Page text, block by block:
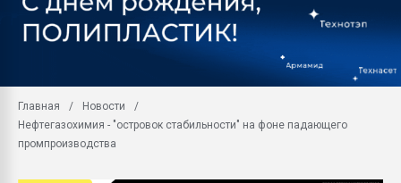
умельцы изготовили
Продажа готового
производство SPC
29.07.2026 ФРП помог
Главная
Новости
Нефтегазохимия - "островок стабильности" на фоне падающего
промпроизводства